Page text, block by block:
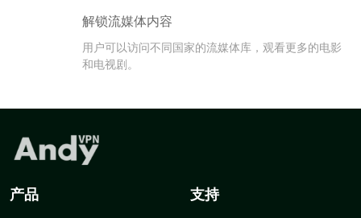
解锁流媒体内容
用户可以访问不同国家的流媒体库，观看更多的电影
和电视剧。
产品 支持